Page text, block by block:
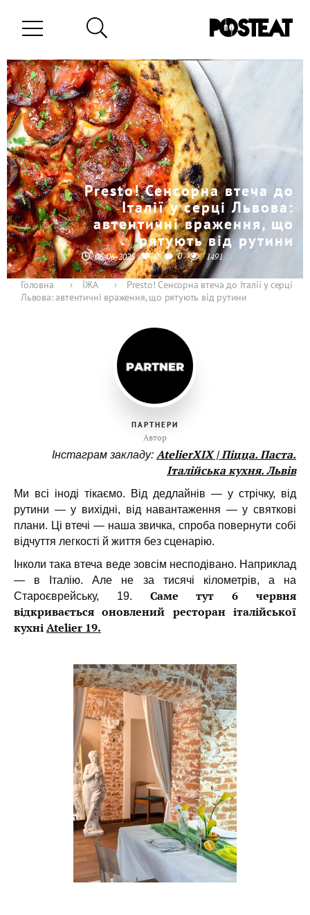
Presto! Сенсорна втеча до
Італії у серці Львова:
автентичні враження, що
рятують від рутини
06-06-2025 0 0 1491
Головна › ЇЖА ›
Presto! Сенсорна втеча до Італії у серці
Львова: автентичні враження, що рятують від рутини
ПАРТНЕРИ
Автор
Інстаграм закладу: AtelierXIX | Піцца. Паста.
Італійська кухня. Львів
Ми всі іноді тікаємо. Від дедлайнів — у стрічку, від
рутини — у вихідні, від навантаження — у святкові
плани. Ці втечі — наша звичка, спроба повернути собі
відчуття легкості й життя без сценарію.
Інколи така втеча веде зовсім несподівано. Наприклад
— в Італію. Але не за тисячі кілометрів, а на
Староєврейську, 19. Саме тут 6 червня
відкривається оновлений ресторан італійської
кухніAtelier 19.